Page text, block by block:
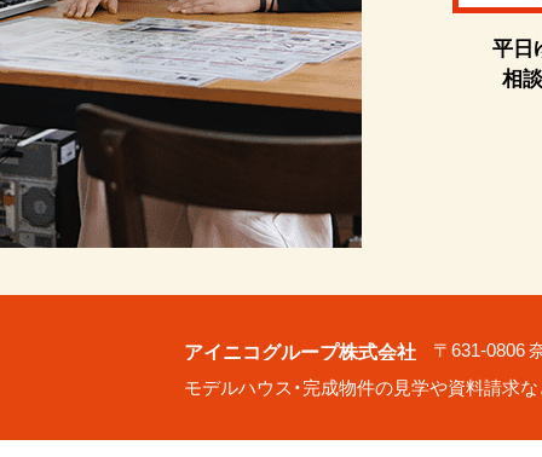
平日
相
アイニコグループ株式会社
〒631-0806
モデルハウス・完成物件の見学や資料請求